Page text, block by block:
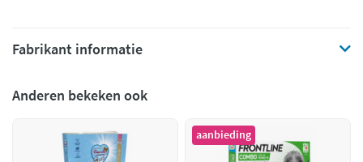
Fabrikant informatie
Anderen bekeken ook
aanbieding